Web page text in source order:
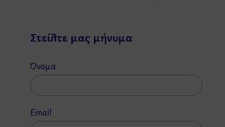
Στείλτε μας μήνυμα
Όνομα
Email